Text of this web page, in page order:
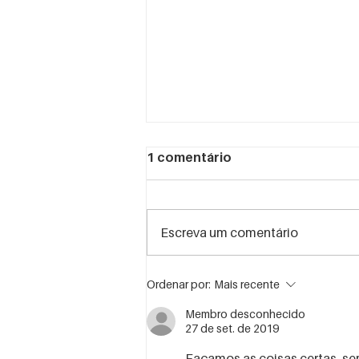
Gestão Estratégica de
Eventos , você sabe como
aplicar?
1 comentário
Escreva um comentário
Ordenar por: Mais recente
Membro desconhecido
27 de set. de 2019